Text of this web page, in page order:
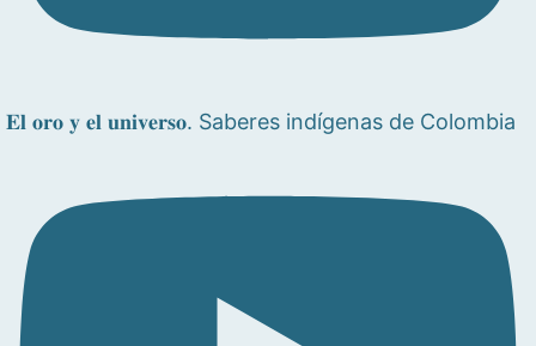
𝐄𝐥 𝐨𝐫𝐨 𝐲 𝐞𝐥 𝐮𝐧𝐢𝐯𝐞𝐫𝐬𝐨. Saberes indígenas de Colombia